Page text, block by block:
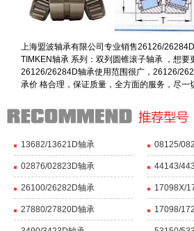
上海盟波轴承有限公司专业销售26126/
TIMKEN轴承 系列：双列圆锥滚子轴承 ，想
26126/26284D轴承使用范围很广，26126/
承价 格合理，保证质量，全方面的服务，尽一
13682/13621D轴承 08125/
02876/02823D轴承 44143/
26100/26282D轴承 17098X/
27880/27820D轴承 17098/